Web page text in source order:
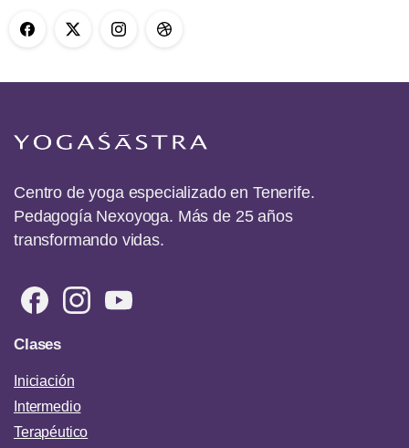
Centro de yoga especializado en Tenerife.
Pedagogía Nexoyoga. Más de 25 años
transformando vidas.
Clases
Iniciación
Intermedio
Terapéutico